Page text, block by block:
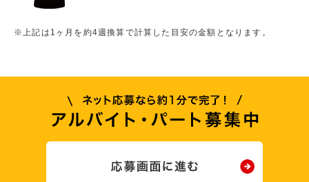
※上記は1ヶ月を約4週換算で計算した目安の金額となります。